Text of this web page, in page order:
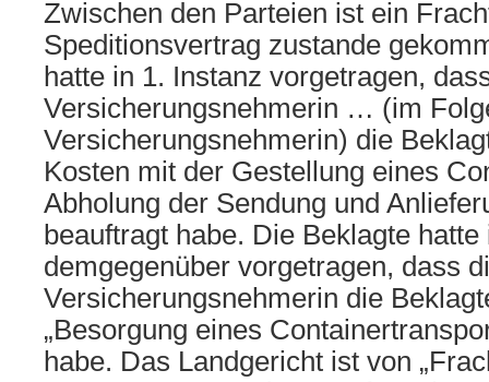
Zwischen den Parteien ist ein
Speditionsvertrag zustande
hatte in 1. Instanz vorgetragen,
Versicherungsnehmerin … (im
Versicherungsnehmerin) die
Kosten mit der Gestellung eines
Abholung der Sendung und
beauftragt habe. Die Beklagte
demgegenüber vorgetragen, dass
Versicherungsnehmerin die
„Besorgung eines
habe. Das Landgericht ist von